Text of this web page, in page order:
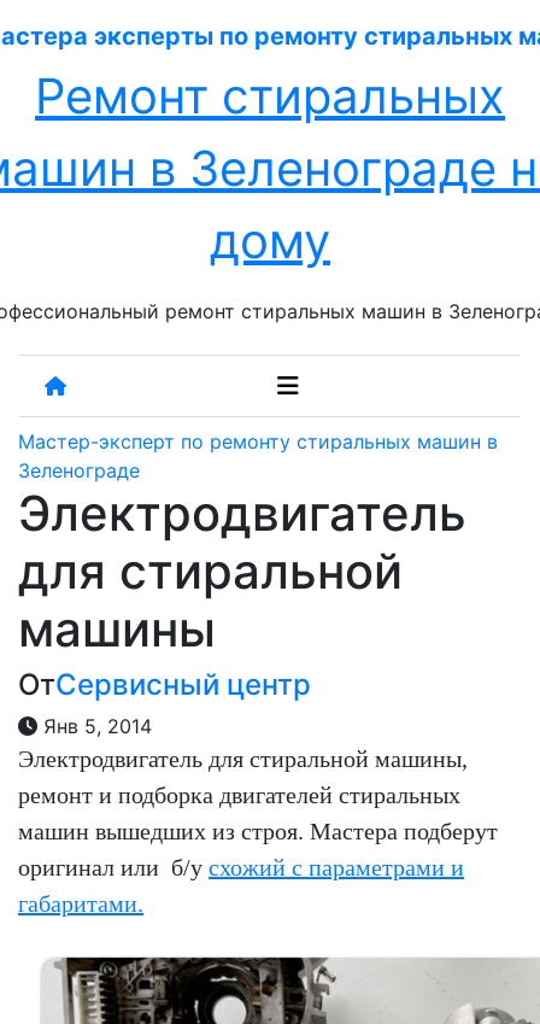
к
Ремонт стиральных
в Зеленограде
дому
ремонт стиральных машин в
Мастер-эксперт по ремонту стиральных машин в
Зеленограде
Электродвигатель
для стиральной
машины
ОтСервисный центр
Янв 5, 2014
Электродвигатель для стиральной машины,
ремонт и подборка двигателей стиральных
машин вышедших из строя. Мастера подберут
оригинал или б/у схожий с параметрами и
габаритами.